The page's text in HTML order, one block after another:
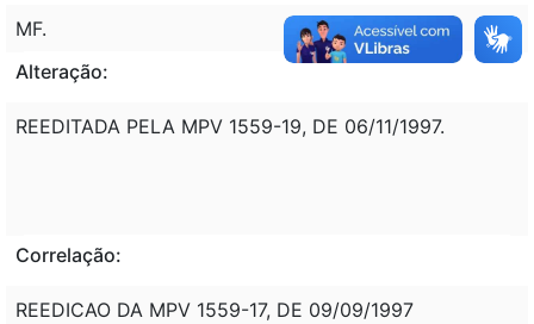
MF.
Alteração:
REEDITADA PELA MPV 1559-19, DE 06/11/1997.
Correlação:
REEDICAO DA MPV 1559-17, DE 09/09/1997